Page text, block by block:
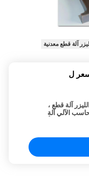
آلة قطع معدنية
ل
آلة قطع ،
الآلي آلة